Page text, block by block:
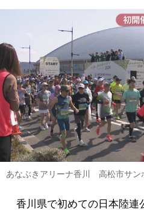
あなぶきアリーナ香川 高松市サ
香川県で初めての日本陸連